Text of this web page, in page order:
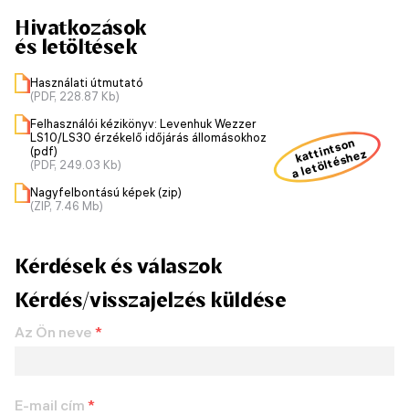
Hivatkozások
és letöltések
Használati útmutató
(PDF, 228.87 Kb)
Felhasználói kézikönyv: Levenhuk Wezzer
LS10/LS30 érzékelő időjárás állomásokhoz
(pdf)
(PDF, 249.03 Kb)
Nagyfelbontású képek (zip)
(ZIP, 7.46 Mb)
kattintson
a letöltéshez
Kérdések és válaszok
Kérdés/visszajelzés küldése
Az Ön neve *
E-mail cím *